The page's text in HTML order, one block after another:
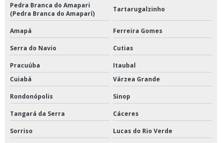
Pedra Branca do Amapari
(Pedra Branca do Amaparí)
Tartarugalzinho
Amapá Ferreira Gomes
Serra do Navio Cutias
Pracuúba
Itaubal
Cuiabá
Várzea Grande
Rondonópolis Sinop
Tangará da Serra Cáceres
Sorriso Lucas do Rio Verde